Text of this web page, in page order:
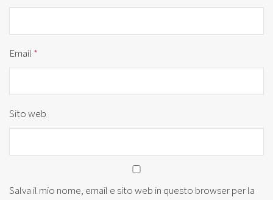
Email *
Sito web
Salva il mio nome, email e sito web in questo browser per la